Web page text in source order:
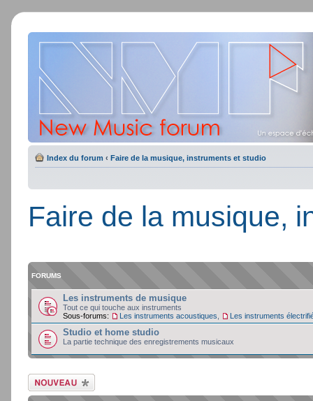
Index du forum ‹ Faire de la musique, instruments et studio
Faire de la musique,
FORUMS
Les instruments de musique
Tout ce qui touche aux instruments
Sous-forums:
Les instruments acoustiques Les instruments
Studio et home studio
La partie technique des enregistrements musicaux
Ecrire un nouveau
sujet